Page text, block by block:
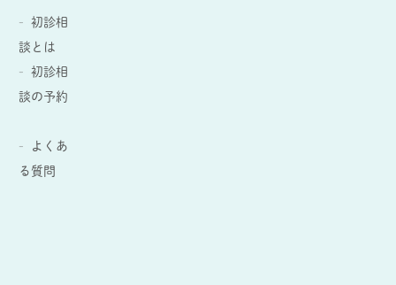
初診相
談とは
初診相
談の予約
よくあ
る質問